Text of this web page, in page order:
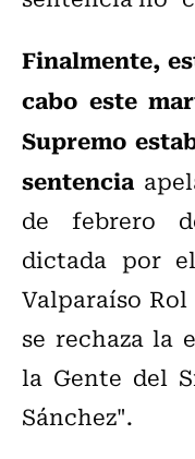
Finalmente,
cabo este
Supremo
sentencia
de febrero
dictada por
Valparaíso Rol
se rechaza la
la Gente del
Sánchez".